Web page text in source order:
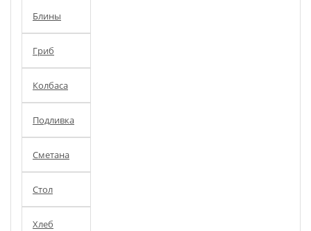
Блины
Гриб
Колбаса
Подливка
Сметана
Стол
Хлеб